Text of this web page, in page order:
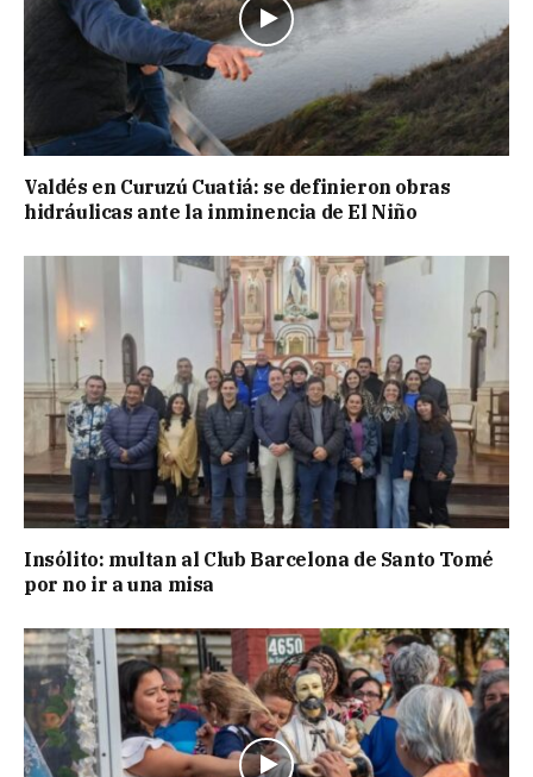
Valdés en Curuzú Cuatiá: se definieron obras
hidráulicas ante la inminencia de El Niño
Insólito: multan al Club Barcelona de Santo Tomé
por no ir a una misa